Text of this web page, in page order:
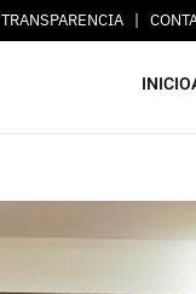
TRANSPARENCIA |
INICIO